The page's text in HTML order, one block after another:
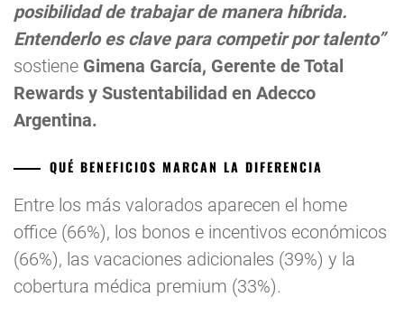
posibilidad de trabajar de manera híbrida.
Entenderlo es clave para competir por talento”
sostiene Gimena García, Gerente de Total
Rewards y Sustentabilidad en Adecco
Argentina.
QUÉ BENEFICIOS MARCAN LA DIFERENCIA
Entre los más valorados aparecen el home
office (66%), los bonos e incentivos económicos
(66%), las vacaciones adicionales (39%) y la
cobertura médica premium (33%).